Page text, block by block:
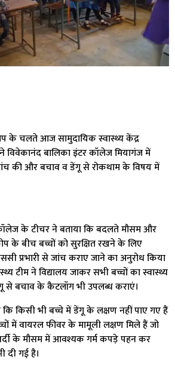
के चलते आज सामुदायिक स्वास्थ्य केंद्र
विवेकानंद बालिका इंटर कॉलेज मियागंज में
की और बचाव व डेंगू से रोकथाम के विषय में
के टीचर ने बताया कि बदलते मौसम और
के बीच बच्चों को सुरक्षित रखने के लिए
प्रभारी से जांच कराए जाने का अनुरोध किया
टीम ने विद्यालय जाकर सभी बच्चों का स्वास्थ्य
से बचाव के कैटलॉग भी उपलब्ध कराएं।
कि किसी भी बच्चे में डेंगू के लक्षण नहीं पाए गए हैं
में वायरल फीवर के मामूली लक्षण मिले हैं जो
के मौसम में आवश्यक गर्म कपड़े पहन कर
दी गई है।